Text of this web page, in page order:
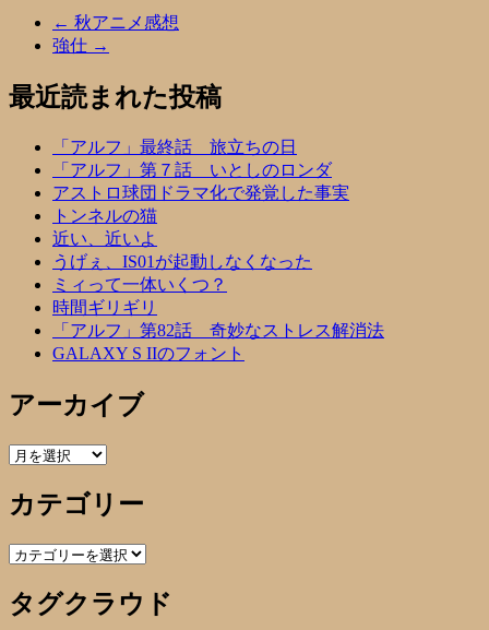
← 秋アニメ感想
強仕 →
最近読まれた投稿
「アルフ」最終話 旅立ちの日
「アルフ」第７話 いとしのロンダ
アストロ球団ドラマ化で発覚した事実
トンネルの猫
近い、近いよ
うげぇ、IS01が起動しなくなった
ミィって一体いくつ？
時間ギリギリ
「アルフ」第82話 奇妙なストレス解消法
GALAXY S IIのフォント
アーカイブ
ア
カ
イ
ブ
カテゴリー
カ
ゴ
リ
タグクラウド